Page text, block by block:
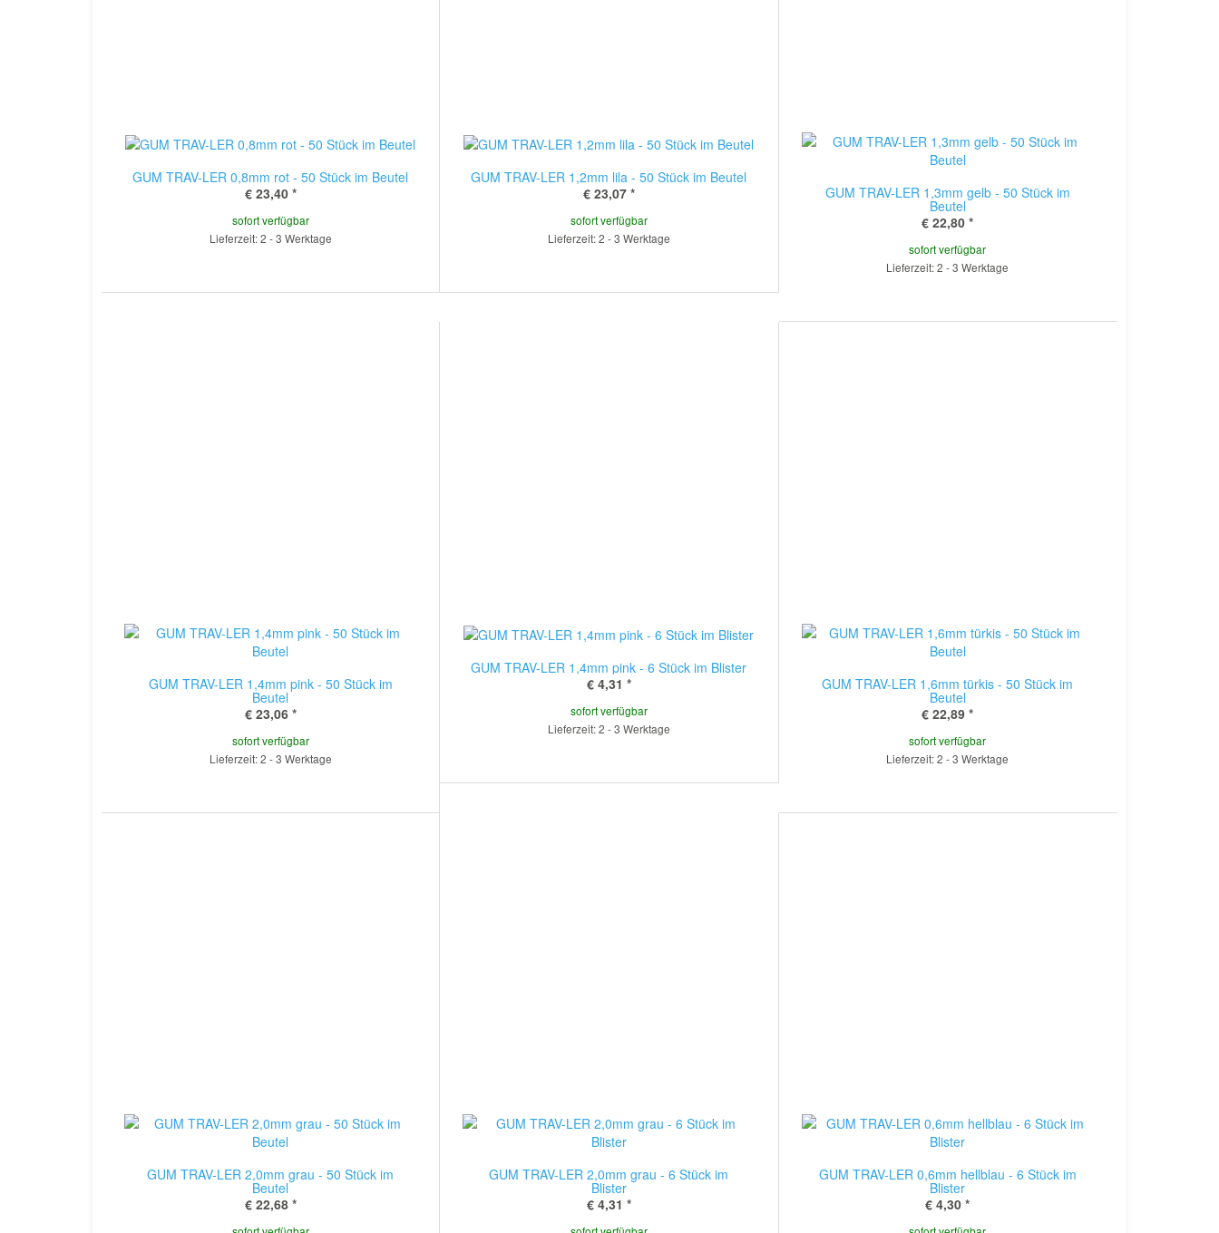
GUM TRAV-LER 0,8mm rot - 50 Stück im Beutel
€ 23,40 *
sofort verfügbar
Lieferzeit: 2 - 3 Werktage
GUM TRAV-LER 1,2mm lila - 50 Stück im Beutel
€ 23,07 *
sofort verfügbar
Lieferzeit: 2 - 3 Werktage
GUM TRAV-LER 1,3mm gelb - 50 Stück im
Beutel
€ 22,80 *
sofort verfügbar
Lieferzeit: 2 - 3 Werktage
GUM TRAV-LER 1,4mm pink - 50 Stück im
Beutel
€ 23,06 *
sofort verfügbar
Lieferzeit: 2 - 3 Werktage
GUM TRAV-LER 1,4mm pink - 6 Stück im Blister
€ 4,31 *
sofort verfügbar
Lieferzeit: 2 - 3 Werktage
GUM TRAV-LER 1,6mm türkis - 50 Stück im
Beutel
€ 22,89 *
sofort verfügbar
Lieferzeit: 2 - 3 Werktage
GUM TRAV-LER 2,0mm grau - 50 Stück im
Beutel
€ 22,68 *
GUM TRAV-LER 2,0mm grau - 6 Stück im
Blister
€ 4,31 *
GUM TRAV-LER 0,6mm hellblau - 6 Stück im
Blister
€ 4,30 *